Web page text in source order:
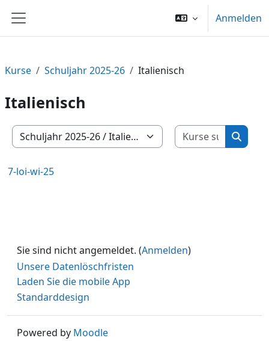
Website-Übersicht
Anmelden
Kurse Schuljahr 2025-26 Italienisch
Italienisch
Kursbereiche
Kurse
Kurse
7-loi-wi-25
Sie sind nicht angemeldet. (Anmelden)
Unsere Datenlöschfristen
Laden Sie die mobile App
Standarddesign
Powered by Moodle